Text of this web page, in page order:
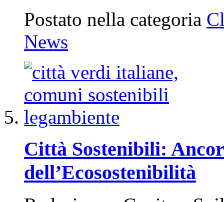
Postato nella categoria
News
Città Sostenibili:
dell’Ecosostenibilità